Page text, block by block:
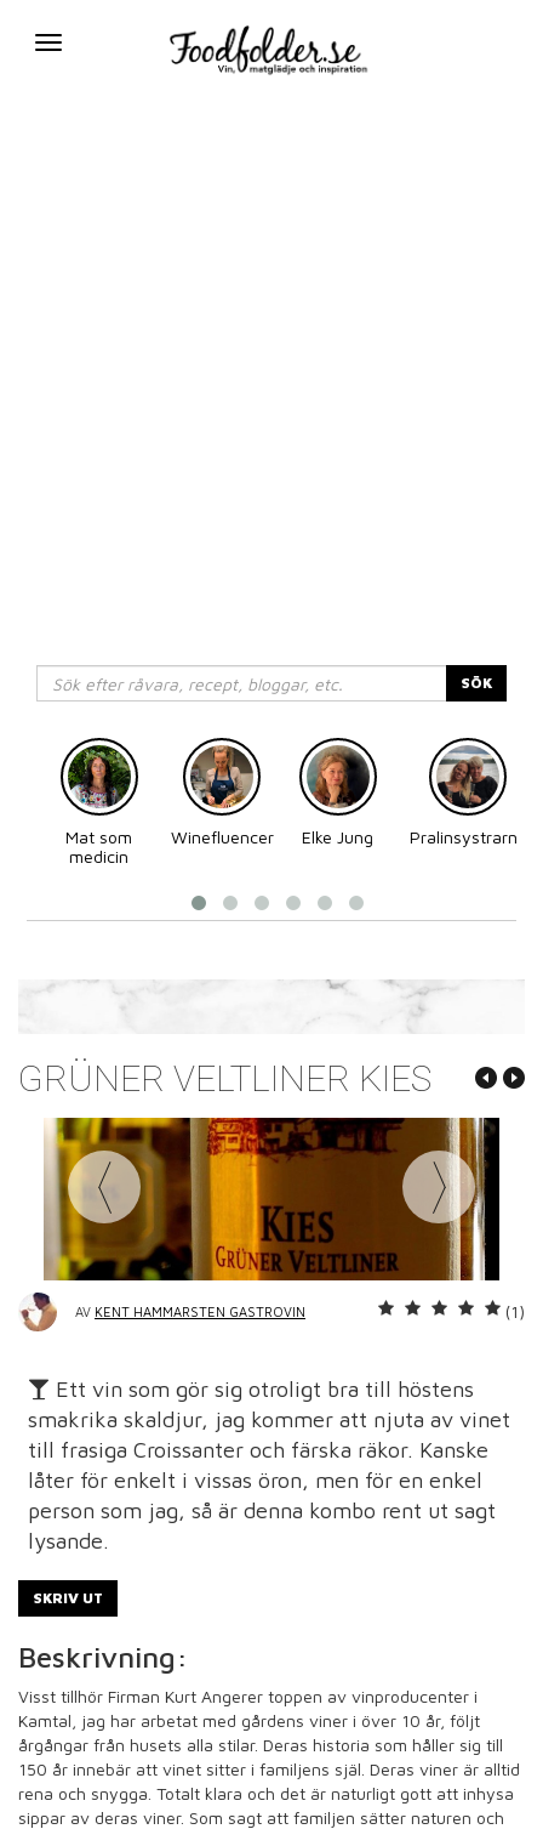
Växla
SÖK
Mat som
medicin
Winefluencer Elke Jung
Pralinsystrarna
GRÜNER VELTLINER KIES
AV KENT HAMMARSTEN GASTROVIN (1)
Ett vin som gör sig otroligt bra till höstens
smakrika skaldjur, jag kommer att njuta av vinet
till frasiga Croissanter och färska räkor. Kanske
låter för enkelt i vissas öron, men för en enkel
person som jag, så är denna kombo rent ut sagt
lysande.
SKRIV UT
Beskrivning:
Visst tillhör Firman Kurt Angerer toppen av vinproducenter i
Kamtal, jag har arbetat med gårdens viner i över 10 år, följt
årgångar från husets alla stilar. Deras historia som håller sig till
150 år innebär att vinet sitter i familjens själ. Deras viner är alltid
rena och snygga. Totalt klara och det är naturligt gott att inhysa
sippar av deras viner. Som sagt att familjen sätter naturen och